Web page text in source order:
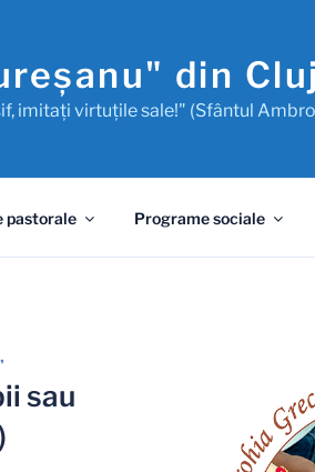
din
imitaţi virtuţile sale!" (Sfântul
pastorale Programe sociale
sau